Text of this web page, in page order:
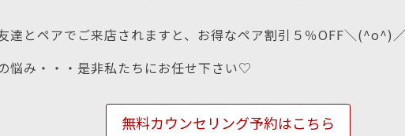
達とペアでご来店されますと、お得なペア割引５％OFF＼(^o^)
悩み・・・是非私たちにお任せ下さい♡
無料カウンセリング予約はこちら